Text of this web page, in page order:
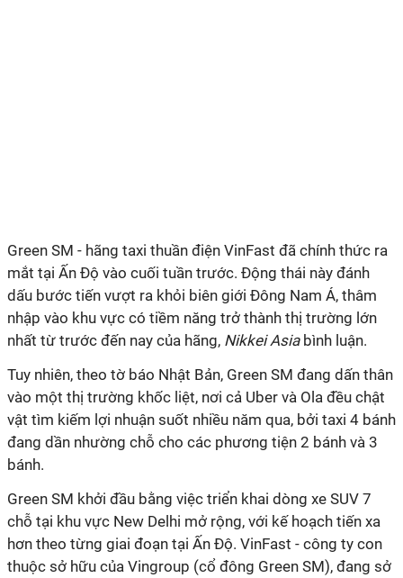
Green SM - hãng taxi thuần điện VinFast đã chính thức ra
mắt tại Ấn Độ vào cuối tuần trước. Động thái này đánh
dấu bước tiến vượt ra khỏi biên giới Đông Nam Á, thâm
nhập vào khu vực có tiềm năng trở thành thị trường lớn
nhất từ trước đến nay của hãng, Nikkei Asiabình luận.
Tuy nhiên, theo tờ báo Nhật Bản, Green SM đang dấn thân
vào một thị trường khốc liệt, nơi cả Uber và Ola đều chật
vật tìm kiếm lợi nhuận suốt nhiều năm qua, bởi taxi 4 bánh
đang dần nhường chỗ cho các phương tiện 2 bánh và 3
bánh.
Green SM khởi đầu bằng việc triển khai dòng xe SUV 7
chỗ tại khu vực New Delhi mở rộng, với kế hoạch tiến xa
hơn theo từng giai đoạn tại Ấn Độ. VinFast - công ty con
thuộc sở hữu của Vingroup (cổ đông Green SM), đang sở